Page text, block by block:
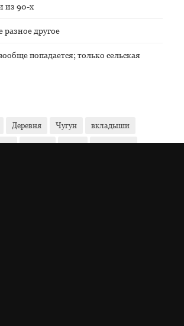
из 90-х
разное другое
попадается; только сельская
Деревня Чугун вкладыши
деньги джек кругляши